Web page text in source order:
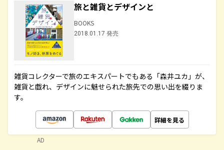
旅と雑貨とデザインと
BOOKS
2018.01.17 発売
雑貨コレクターで旅のエキスパートでもある「森井ユカ」が、
雑貨と戯れ、デザインに魅せられた旅先での思い出を綴りま
す。
詳細を見る
AD